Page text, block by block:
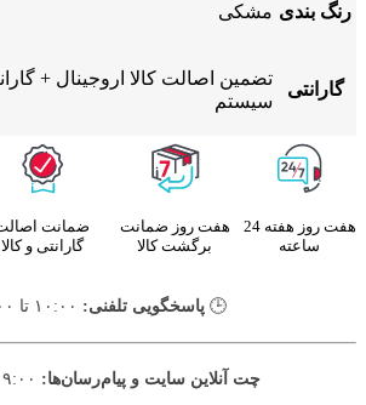
رنگ بندی مشکی
گارانتی
تضمین اصالت کالا اروجینال +
سیستم
هفت روز هفته 24
ساعته
هفت روز ضمانت
برگشت کالا
ضمانت
گارانتی و کالا
🕒 پاسخگویی تلفنی:
چت آنلاین سایت و پیام‌رسان‌ها: